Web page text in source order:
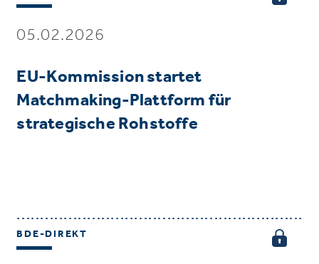
05.02.2026
EU-Kommission startet
Matchmaking-Plattform für
strategische Rohstoffe
BDE-DIREKT